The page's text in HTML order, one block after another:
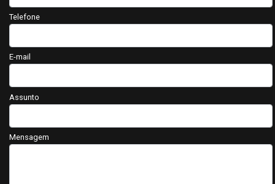
Telefone
E-mail
Assunto
Mensagem